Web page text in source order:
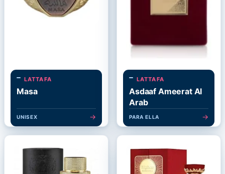
LATTAFA
Masa
UNISEX →
LATTAFA
Asdaaf Ameerat Al
Arab
PARA ELLA →